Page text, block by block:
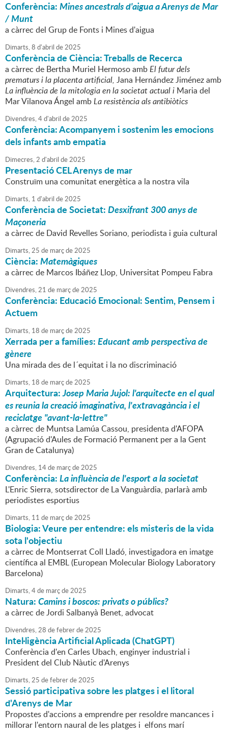
Conferència:Mines ancestrals d'aigua a Arenys de Mar
/ Munt
a càrrec del Grup de Fonts i Mines d'aigua
Dimarts,8 d'abril de2025
Conferència de Ciència: Treballs de Recerca
a càrrec de Bertha Muriel Hermoso ambEl futur dels
prematurs i la placenta artificial, Jana Hernández Jiménez amb
La influència de la mitologia en la societat actual i Maria del
Mar Vilanova Ángel ambLa resistència als antibiòtics
Divendres,4d'abril de2025
Conferència: Acompanyem i sostenim les emocions
dels infants amb empatia
Dimecres,2 d'abril de2025
Presentació CEL Arenys de mar
Construïm una comunitat energètica a la nostra vila
Dimarts, 1 d'abril de2025
Conferència de Societat:Desxifrant 300 anys de
Maçoneria
a càrrec de David Revelles Soriano, periodista i guia cultural
Dimarts,25 de marçde2025
Ciència:Matemàgiques
a càrrec de Marcos Ibáñez Llop, Universitat Pompeu Fabra
Divendres,21 de marçde2025
Conferència: Educació Emocional: Sentim, Pensem i
Actuem
Dimarts, 18 de marçde2025
Xerrada per a famílies:Educant amb perspectiva de
gènere
Una mirada des de l´equitat i la no discriminació
Dimarts, 18 de marçde2025
Arquitectura:Josep Maria Jujol: l'arquitecte en el qual
es reunia la creació imaginativa, l'extravagància i el
reciclatge "avant-la-lettre"
a càrrec de Muntsa Lamúa Cassou, presidenta d'AFOPA
(Agrupació d'Aules de Formació Permanent per a la Gent
Gran de Catalunya)
Divendres, 14de marçde2025
Conferència:La influència de l'esport a la societat
L'Enric Sierra, sotsdirector de La Vanguàrdia, parlarà amb
periodistes esportius
Dimarts, 11 de marçde2025
Biologia: Veure per entendre: els misteris de la vida
sota l'objectiu
a càrrec de Montserrat Coll Lladó, investigadora en imatge
científica al EMBL (European Molecular Biology Laboratory
Barcelona)
Dimarts,4de marçde2025
Natura:Camins i boscos: privats o públics?
a càrrec de Jordi Salbanyà Benet, advocat
Divendres,28 defebrerde2025
Intel·ligència Artificial Aplicada (ChatGPT)
Conferència d'en Carles Ubach, enginyer industrial i
President del Club Nàutic d'Arenys
Dimarts,25 defebrerde2025
Sessió participativa sobre les platges i el litoral
d'Arenys de Mar
Propostes d'accions a emprendre per resoldre mancances i
millorar l'entorn naural de les platges i elfons marí